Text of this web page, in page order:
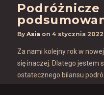
Podróżnicze
By Asia on 4 stycznia 2022
Za nami kolejny rok w
się inaczej. Dlatego jestem
ostatecznego bilansu